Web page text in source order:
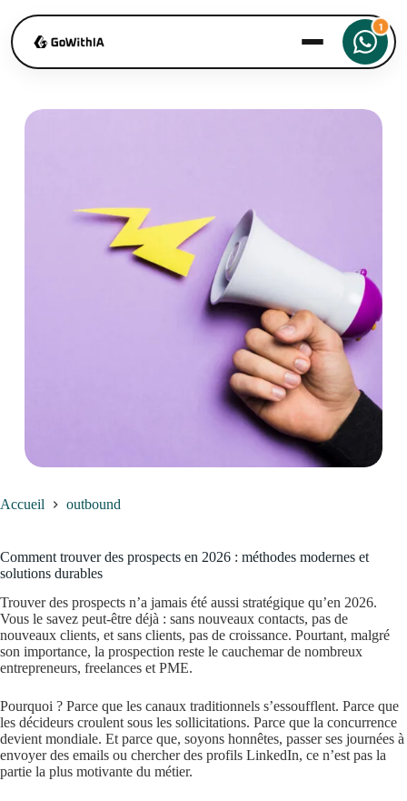
Accueil outbound
Comment trouver des prospects en 2026 : méthodes modernes et
solutions durables
Trouver des prospects n’a jamais été aussi stratégique qu’en 2026.
Vous le savez peut-être déjà : sans nouveaux contacts, pas de
nouveaux clients, et sans clients, pas de croissance. Pourtant, malgré
son importance, la prospection reste le cauchemar de nombreux
entrepreneurs, freelances et PME.
Pourquoi ? Parce que les canaux traditionnels s’essoufflent. Parce que
les décideurs croulent sous les sollicitations. Parce que la concurrence
devient mondiale. Et parce que, soyons honnêtes, passer ses journées à
envoyer des emails ou chercher des profils LinkedIn, ce n’est pas la
partie la plus motivante du métier.